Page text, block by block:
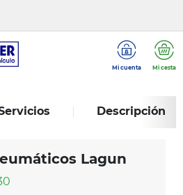
Mi cuenta Mi cesta
Lagun
Descripción
Lagun